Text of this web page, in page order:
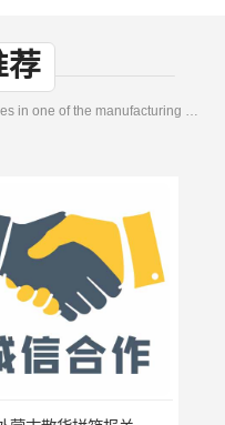
荐
Development, design, production and sales in one of the manufacturing enterprises